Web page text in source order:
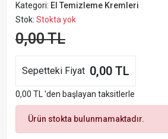
Kategori: El Temizleme Kremleri
Stok: Stokta yok
0,00 TL
Sepetteki Fiyat 0,00 TL
0,00 TL 'den başlayan taksitlerle
Ürün stokta bulunmamaktadır.